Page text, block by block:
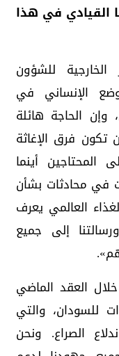
القيادي في هذا
للشؤون
الإنساني في
الحاجة هائلة
تكون فرق الإغاثة
أينما
في محادثات بشأن
العالمي يعرف
إلى جميع
العقد الماضي
للسودان، والتي
اندلاع الصراع. ونحن